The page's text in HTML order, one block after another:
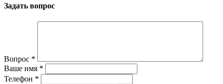
Задать вопрос
Вопрос *
Ваше имя *
Телефон *